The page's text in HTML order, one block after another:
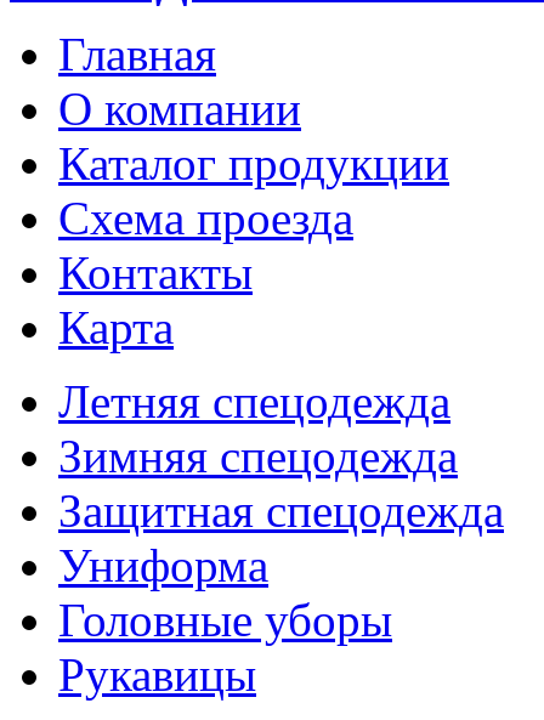
Главная
О компании
Каталог продукции
Схема проезда
Контакты
Карта
Летняя спецодежда
Зимняя спецодежда
Защитная спецодежда
Униформа
Головные уборы
Рукавицы